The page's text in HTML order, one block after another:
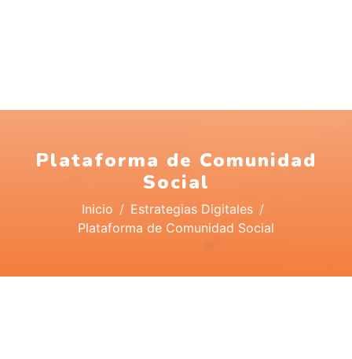
Plataforma de Comunidad
Social
Inicio
Estrategias Digitales
Plataforma de Comunidad Social